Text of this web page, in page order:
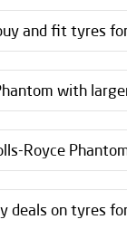
and fit tyres
with
Royce
deals on tyres